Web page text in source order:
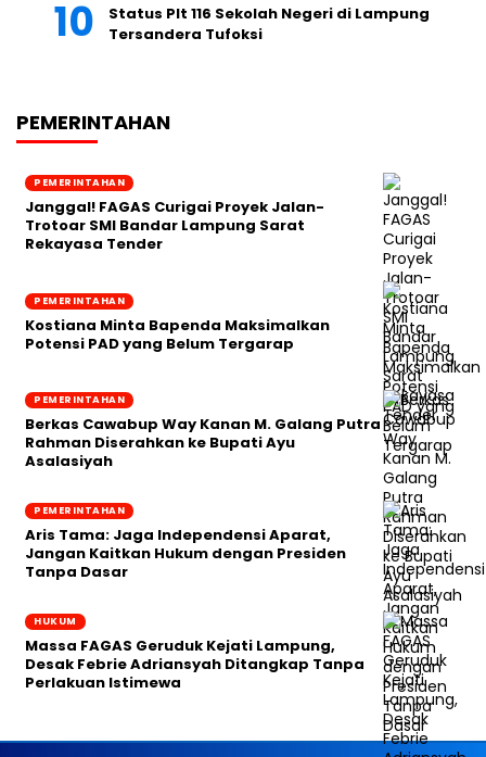
Status Plt 116 Sekolah Negeri di Lampung
Tersandera Tufoksi
PEMERINTAHAN
PEMERINTAHAN
Janggal! FAGAS Curigai Proyek Jalan-
Trotoar SMI Bandar Lampung Sarat
Rekayasa Tender
PEMERINTAHAN
Kostiana Minta Bapenda Maksimalkan
Potensi PAD yang Belum Tergarap
PEMERINTAHAN
Berkas Cawabup Way Kanan M. Galang Putra
Rahman Diserahkan ke Bupati Ayu
Asalasiyah
PEMERINTAHAN
Aris Tama: Jaga Independensi Aparat,
Jangan Kaitkan Hukum dengan Presiden
Tanpa Dasar
HUKUM
Massa FAGAS Geruduk Kejati Lampung,
Desak Febrie Adriansyah Ditangkap Tanpa
Perlakuan Istimewa